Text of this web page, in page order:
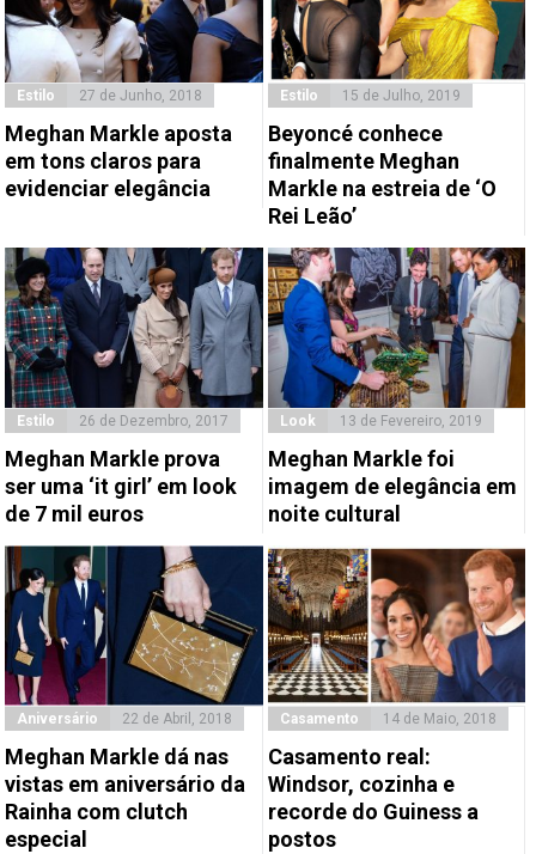
Estilo 27 de Junho, 2018
Meghan Markle aposta
em tons claros para
evidenciar elegância
Estilo 15 de Julho, 2019
Beyoncé conhece
finalmente Meghan
Markle na estreia de ‘O
Rei Leão’
Estilo 26 de Dezembro, 2017
Meghan Markle prova
ser uma ‘it girl’ em look
de 7 mil euros
Look 13 de Fevereiro, 2019
Meghan Markle foi
imagem de elegância em
noite cultural
Aniversário 22 de Abril, 2018
Meghan Markle dá nas
vistas em aniversário da
Rainha com clutch
especial
Casamento 14 de Maio, 2018
Casamento real:
Windsor, cozinha e
recorde do Guiness a
postos